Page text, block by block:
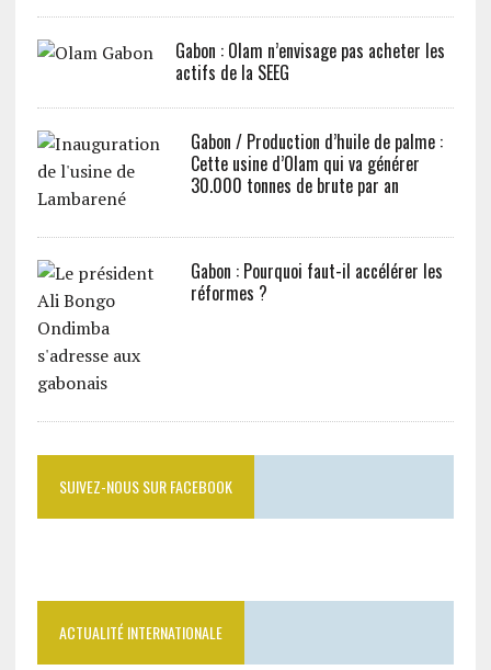
Gabon : Olam n’envisage pas acheter les
actifs de la SEEG
Gabon / Production d’huile de palme :
Cette usine d’Olam qui va générer
30.000 tonnes de brute par an
Gabon : Pourquoi faut-il accélérer les
réformes ?
SUIVEZ-NOUS SUR FACEBOOK
ACTUALITÉ INTERNATIONALE